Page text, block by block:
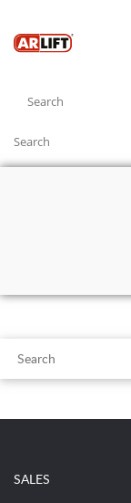
Search
Search
SALES